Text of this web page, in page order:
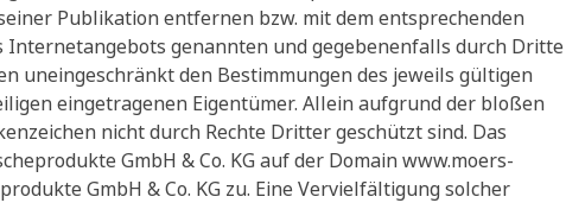
Publikation entfernen bzw. mit dem entsprechenden
genannten und gegebenenfalls durch Dritte
uneingeschränkt den Bestimmungen des jeweils gültigen
eingetragenen Eigentümer. Allein aufgrund der bloßen
nicht durch Rechte Dritter geschützt sind. Das
GmbH & Co. KG auf der Domain www.moers-
GmbH & Co. KG zu. Eine Vervielfältigung solcher